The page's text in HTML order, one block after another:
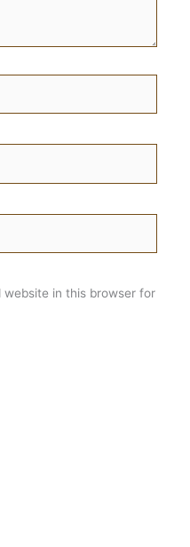
website in this browser for